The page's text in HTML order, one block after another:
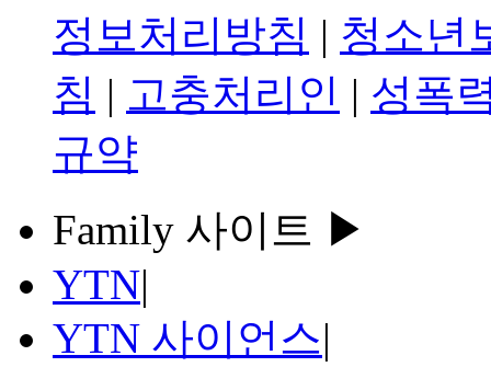
정보처리방침 | 청소년
침 | 고충처리인 | 성폭
규약
Family 사이트 ▶
YTN|
YTN 사이언스|